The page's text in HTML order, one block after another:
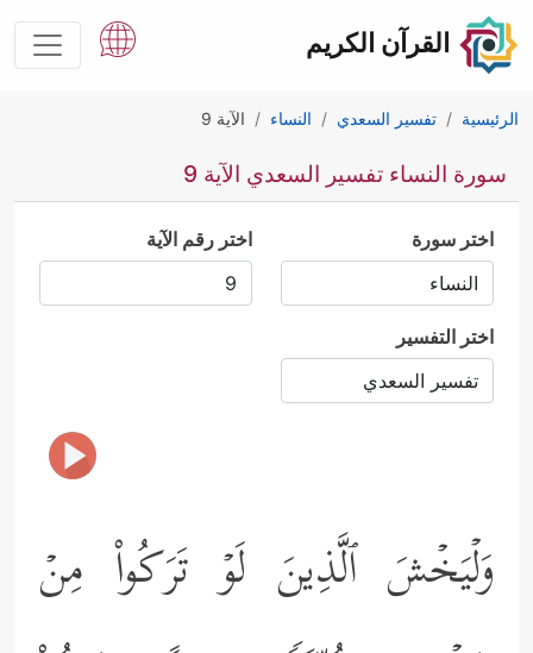
القرآن الكريم
الرئيسية تفسير السعدي النساء الآية 9
سورة النساء تفسير السعدي الآية 9
اختر سورة اختر رقم الآية
اختر التفسير
وَلۡیَخۡشَ ٱلَّذِینَ لَوۡ تَرَكُواْ مِنۡ